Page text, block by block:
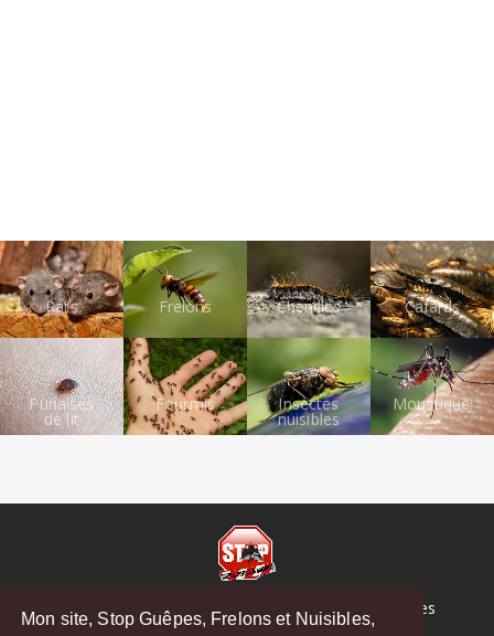
Mon site, Stop Guêpes, Frelons et Nuisibles,
Rats Frelons Chenilles Cafards
Punaises
de lit
Fourmis Insectes
nuisibles
Moustiques
© Copyright 2026 Stop Guêpes, Frelons et Nuisibles